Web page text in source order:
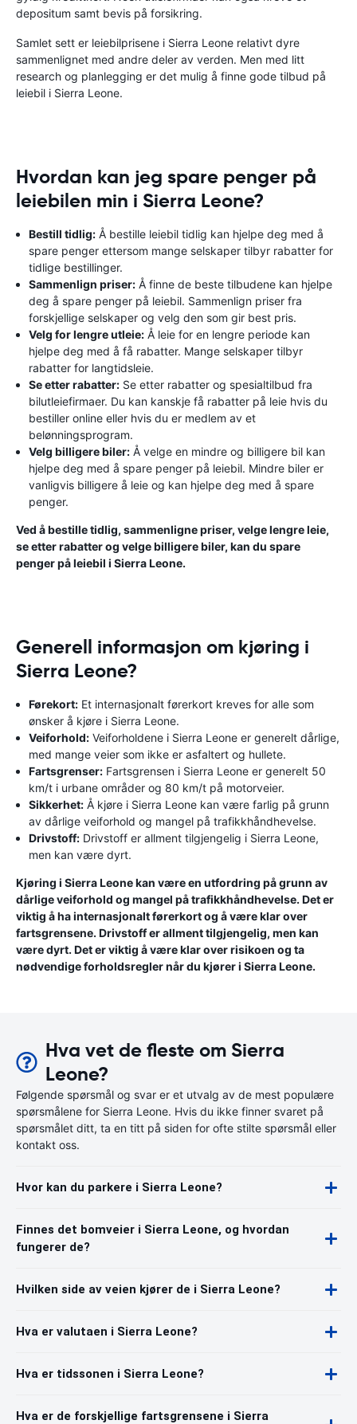
depositum samt bevis på forsikring.
Samlet sett er leiebilprisene i Sierra Leone relativt dyre
sammenlignet med andre deler av verden. Men med litt
research og planlegging er det mulig å finne gode tilbud på
leiebil i Sierra Leone.
Hvordan kan jeg spare penger på
leiebilen min i Sierra Leone?
Bestill tidlig: Å bestille leiebil tidlig kan hjelpe deg med å
spare penger ettersom mange selskaper tilbyr rabatter for
tidlige bestillinger.
Sammenlign priser: Å finne de beste tilbudene kan hjelpe
deg å spare penger på leiebil. Sammenlign priser fra
forskjellige selskaper og velg den som gir best pris.
Velg for lengre utleie: Å leie for en lengre periode kan
hjelpe deg med å få rabatter. Mange selskaper tilbyr
rabatter for langtidsleie.
Se etter rabatter: Se etter rabatter og spesialtilbud fra
bilutleiefirmaer. Du kan kanskje få rabatter på leie hvis du
bestiller online eller hvis du er medlem av et
belønningsprogram.
Velg billigere biler: Å velge en mindre og billigere bil kan
hjelpe deg med å spare penger på leiebil. Mindre biler er
vanligvis billigere å leie og kan hjelpe deg med å spare
penger.
Ved å bestille tidlig, sammenligne priser, velge lengre leie,
se etter rabatter og velge billigere biler, kan du spare
penger på leiebil i Sierra Leone.
Generell informasjon om kjøring i
Sierra Leone?
Førekort: Et internasjonalt førerkort kreves for alle som
ønsker å kjøre i Sierra Leone.
Veiforhold: Veiforholdene i Sierra Leone er generelt dårlige,
med mange veier som ikke er asfaltert og hullete.
Fartsgrenser: Fartsgrensen i Sierra Leone er generelt 50
km/t i urbane områder og 80 km/t på motorveier.
Sikkerhet: Å kjøre i Sierra Leone kan være farlig på grunn
av dårlige veiforhold og mangel på trafikkhåndhevelse.
Drivstoff: Drivstoff er allment tilgjengelig i Sierra Leone,
men kan være dyrt.
Kjøring i Sierra Leone kan være en utfordring på grunn av
dårlige veiforhold og mangel på trafikkhåndhevelse. Det er
viktig å ha internasjonalt førerkort og å være klar over
fartsgrensene. Drivstoff er allment tilgjengelig, men kan
være dyrt. Det er viktig å være klar over risikoen og ta
nødvendige forholdsregler når du kjører i Sierra Leone.
Hva vet de fleste om Sierra
Leone?
Følgende spørsmål og svar er et utvalg av de mest populære
spørsmålene for Sierra Leone. Hvis du ikke finner svaret på
spørsmålet ditt, ta en titt på siden for ofte stilte spørsmål eller
kontakt oss.
Hvor kan du parkere i Sierra Leone?
Finnes det bomveier i Sierra Leone, og hvordan
fungerer de?
Hvilken side av veien kjører de i Sierra Leone?
Hva er valutaen i Sierra Leone?
Hva er tidssonen i Sierra Leone?
Hva er de forskjellige fartsgrensene i Sierra